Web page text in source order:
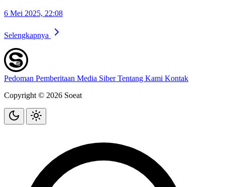
6 Mei 2025, 22:08
Selengkapnya
Pedoman Pemberitaan Media SiberTentang Kami Kontak
Copyright © 2026 Soeat